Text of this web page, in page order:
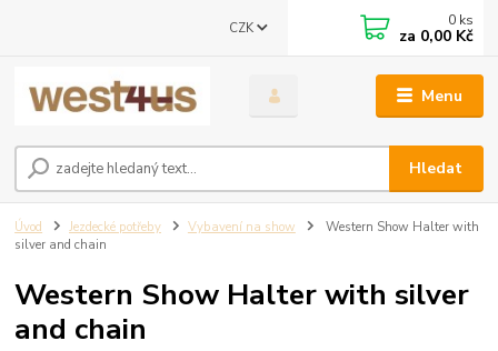
Menu
CZK
Hledat
0 ks
za 0,00 Kč
Úvod Jezdecké potřeby Vybavení na show
Western Show Halter with
silver and chain
Western Show Halter with silver
and chain